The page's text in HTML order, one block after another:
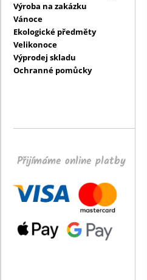
Výroba na zakázku
Vánoce
Ekologické předměty
Velikonoce
Výprodej skladu
Ochranné pomůcky
Přijímáme online platby